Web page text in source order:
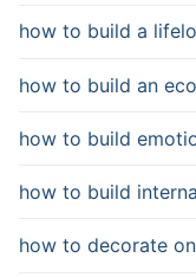
how to build a
how to build an
how to build
how to build
how to decorate